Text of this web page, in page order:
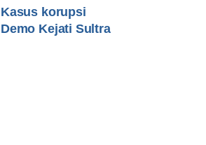
Kasus korupsi
Demo Kejati Sultra